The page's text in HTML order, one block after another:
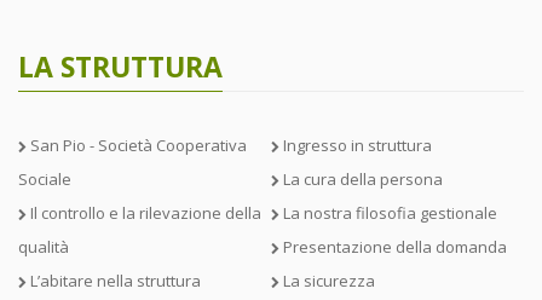
LA STRUTTURA
San Pio - Società Cooperativa
Sociale
Ingresso in struttura
La cura della persona
Il controllo e la rilevazione della
qualità
La nostra filosofia gestionale
Presentazione della domanda
L’abitare nella struttura
La sicurezza